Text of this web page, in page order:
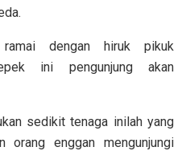
dengan hiruk pikuk
ini pengunjung akan
sedikit tenaga inilah yang
orang enggan mengunjungi